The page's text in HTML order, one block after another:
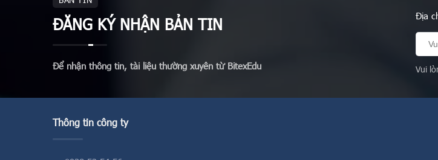
ĐĂNG KÝ NHẬN BẢN TIN
Để nhận thông tin, tài liệu thường xuyên từ BitexEdu
Địa
Vui
Thông tin công ty